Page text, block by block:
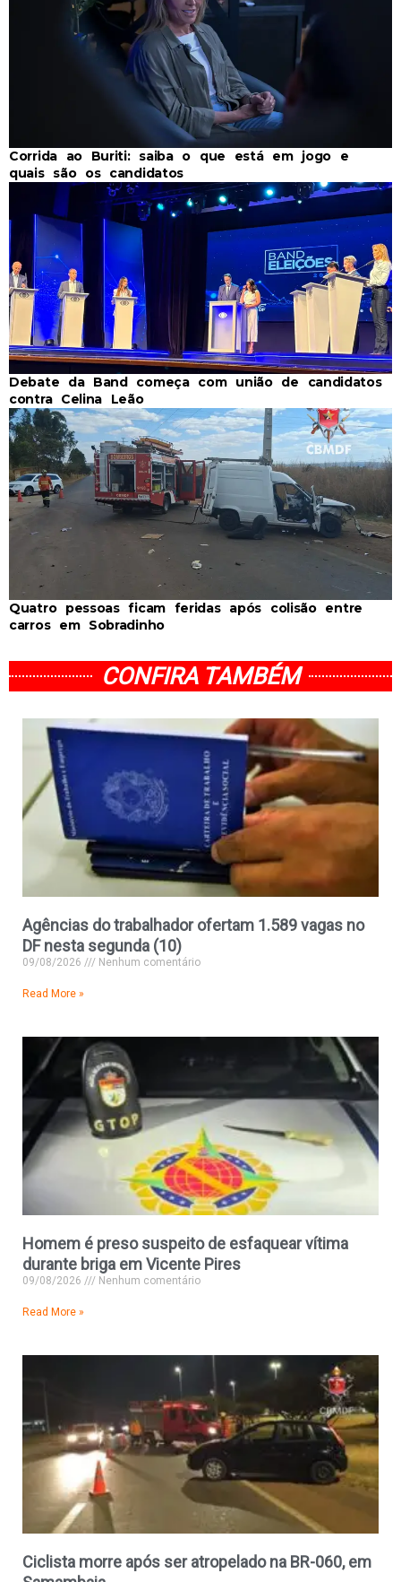
Corrida ao Buriti: saiba o que está em jogo e
quais são os candidatos
Debate da Band começa com união de candidatos
contra Celina Leão
Quatro pessoas ficam feridas após colisão entre
carros em Sobradinho
CONFIRA TAMBÉM
Agências do trabalhador ofertam 1.589 vagas no
DF nesta segunda (10)
09/08/2026 Nenhum comentário
Read More »
Homem é preso suspeito de esfaquear vítima
durante briga em Vicente Pires
09/08/2026 Nenhum comentário
Read More »
Ciclista morre após ser atropelado na BR-060, em